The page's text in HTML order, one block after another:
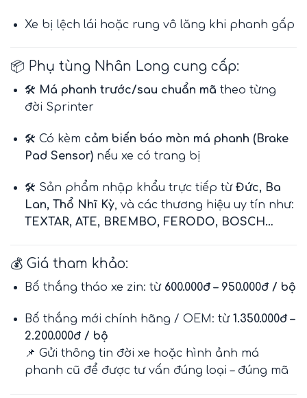
Xe bị lệch lái hoặc rung vô lăng khi phanh gấp
📦 Phụ tùng Nhân Long cung cấp:
🛠️ Má phanh trước/sau chuẩn mã theo từng
đời Sprinter
🛠️ Có kèm cảm biến báo mòn má phanh (Brake
Pad Sensor)nếu xe có trang bị
🛠️ Sản phẩm nhập khẩu trực tiếp từ Đức, Ba
Lan, Thổ Nhĩ Kỳ, và các thương hiệu uy tín như:
TEXTAR, ATE, BREMBO, FERODO, BOSCH…
💰 Giá tham khảo:
Bố thắng tháo xe zin: từ 600.000đ – 950.000đ / bộ
Bố thắng mới chính hãng / OEM: từ 1.350.000đ –
2.200.000đ / bộ
📌 Gửi thông tin đời xe hoặc hình ảnh má
phanh cũ để được tư vấn đúng loại – đúng mã